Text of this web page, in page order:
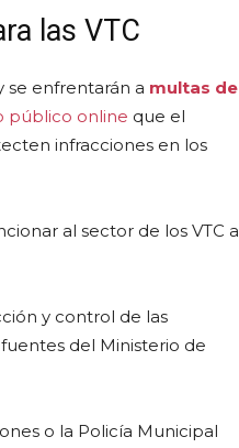
las VTC
se enfrentarán a multas de
público online que el
infracciones en los
al sector de los VTC a
y control de las
del Ministerio de
o la Policía Municipal